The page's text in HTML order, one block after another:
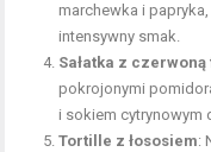
marchewka i
intensywny smak.
Sałatka z
pokrojonymi
i sokiem cytrynowym
Tortille z łososiem: